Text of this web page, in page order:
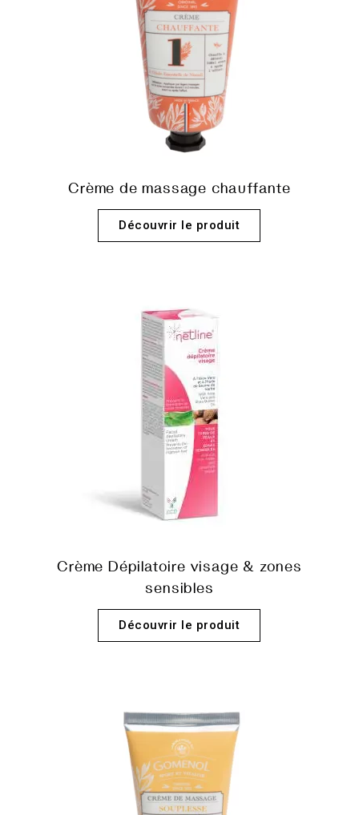
Crème de massage chauffante
Découvrir le produit
Crème Dépilatoire visage & zones
sensibles
Découvrir le produit